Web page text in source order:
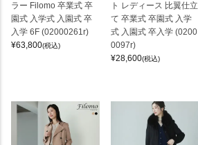
ラー Filomo 卒業式 卒
園式 入学式 入園式 卒
入学 6F (02000261r)
¥63,800(税込)
ト レディース 比翼仕立
て 卒業式 卒園式 入学
式 入園式 卒入学 (0200
0097r)
¥28,600(税込)